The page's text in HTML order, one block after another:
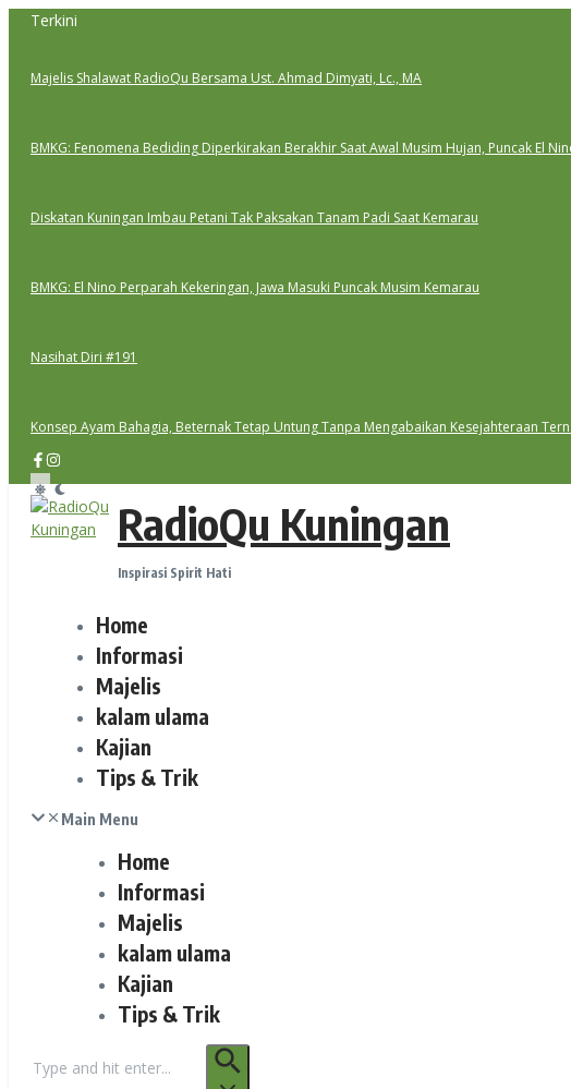
Lewati
Terkini
Majelis Shalawat RadioQu Bersama Ust. Ahmad Dimyati, Lc., MA
BMKG: Fenomena Bediding Diperkirakan Berakhir Saat Awal Musim Hujan, Puncak El
Diskatan Kuningan Imbau Petani Tak Paksakan Tanam Padi Saat Kemarau
BMKG: El Nino Perparah Kekeringan, Jawa Masuki Puncak Musim Kemarau
Nasihat Diri #191
Konsep Ayam Bahagia, Beternak Tetap Untung Tanpa Mengabaikan Kesejahteraan
RadioQu Kuningan
Inspirasi Spirit Hati
Home
Informasi
Majelis
kalam ulama
Kajian
Tips & Trik
Main Menu
Home
Informasi
Majelis
kalam ulama
Kajian
Tips & Trik
untuk: